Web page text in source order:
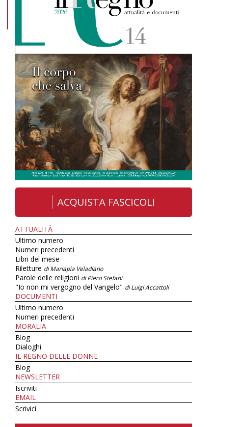
ACQUISTA FASCICOLI
ATTUALITÀ
Ultimo numero
Numeri precedenti
Libri del mese
Riletture di Mariapia Veladiano
Parole delle religioni di Piero Stefani
"Io non mi vergogno del Vangelo" di Luigi Accattoli
DOCUMENTI
Ultimo numero
Numeri precedenti
MORALIA
Blog
Dialoghi
IL REGNO DELLE DONNE
Blog
NEWSLETTER
Iscriviti
EMAIL
Scrivici